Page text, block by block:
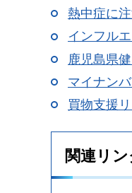
熱中症に
インフル
鹿児島県
マイナン
買物支援
関連リン